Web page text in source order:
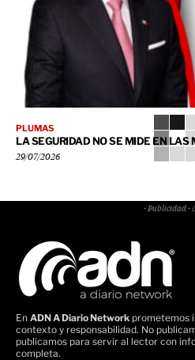
PLUMAS
LA SEGURIDAD NO SE MIDE EN LAS
29/07/2026
- Publicidad -
En ADN A Diario Network prometemos
contexto y responsabilidad. No
publicamos para servir al lector con
completa.